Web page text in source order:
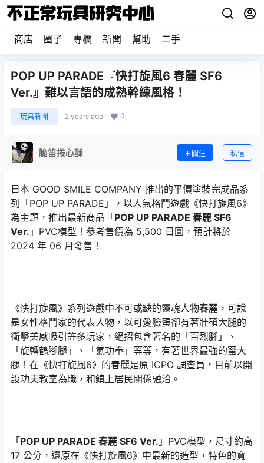
商店 圈子 專欄 新聞 幫助 二手
POP UP PARADE『快打旋風6 春麗 SF6
Ver.』難以言語的成熟幹練風格！
玩具新聞 2 years ago 0
脆笛捲心酥 關注 私信
日本 GOOD SMILE COMPANY 推出的平價塗裝完成品系
列「POP UP PARADE」，以人氣格鬥遊戲《快打旋風6》
為主題，推出最新商品「POP UP PARADE 春麗 SF6
Ver. 」PVC模型！參考售價為 5,500 日圓，預計將於
2024 年 06 月發售！
《快打旋風》系列遊戲中不可或缺的靈魂人物春麗 ，可說
是女性格鬥家的代表人物，以可愛臉蛋卻有著壯碩大腿的
衝擊美感吸引許多玩家，絕招包含著名的「百烈腳」、
「旋轉鶴腳腿」、「氣功拳」等等，有著世界最強的蜜大
腿！在《快打旋風6》的春麗是原 ICPO 調查員，目前以開
設功夫教室為職，和鎮上居民關係融洽。
「POP UP PARADE 春麗 SF6 Ver. 」PVC模型，尺寸約高
17 公分，還原在《快打旋風6》中最新的造型，特色的寬